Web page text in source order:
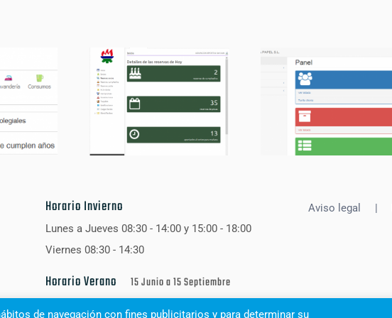
Horario Invierno
Lunes a Jueves 08:30 - 14:00 y 15:00 - 18:00
Viernes 08:30 - 14:30
Horario Verano 15 Junio a 15 Septiembre
Aviso legal
de navegación con fines publicitarios y para determinar su